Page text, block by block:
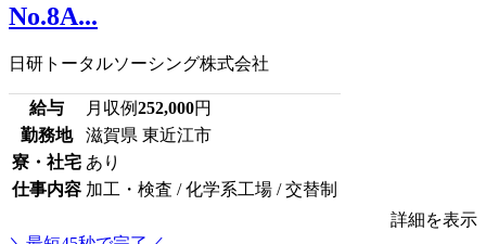
No.8A...
日研トータルソーシング株式会社
給与 月収例252,000円
勤務地
滋賀県 東近江市
寮・社宅 あり
仕事内容 加工・検査 / 化学系工場 / 交替制
詳細を表示